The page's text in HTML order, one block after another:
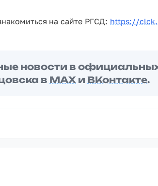
на сайте РГСД: https://
новости в
в MAX и ВКонтакте.